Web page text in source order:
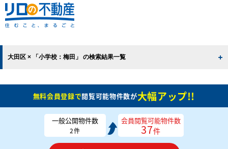
大田区 × 「小学校：梅田」 の検索結果一覧
無料会員登録で閲覧可能物件数が大幅アップ!!
一般公開物件数
2件
会員閲覧可能物件数
37件